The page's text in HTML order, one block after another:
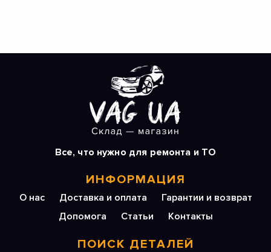
Все, что нужно для ремонта и ТО
ИНФОРМАЦИЯ
О нас Доставка и оплата
Гарантии и возврат
Допомога
Статьи Контакты
ПОИСК ДЕТАЛЕЙ